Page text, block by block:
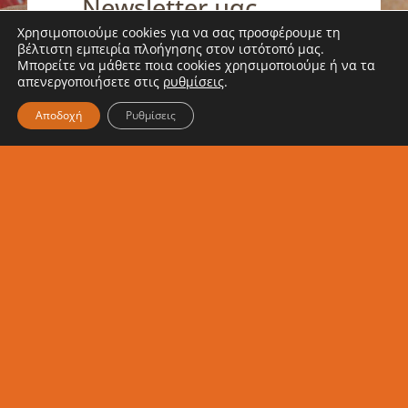
Newsletter μας
Ενημερώσου κι εσύ για τα νέα
μας
Χρησιμοποιούμε cookies για να σας προσφέρουμε τη
βέλτιστη εμπειρία πλοήγησης στον ιστότοπό μας.
Μπορείτε να μάθετε ποια cookies χρησιμοποιούμε ή να τα
απενεργοποιήσετε στις ρυθμίσεις.
Αποδοχή Ρυθμίσεις